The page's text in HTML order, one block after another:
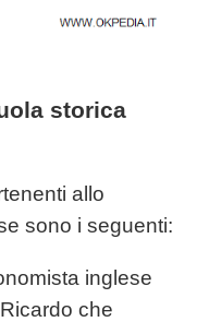
storica
allo
sono i seguenti:
inglese
che